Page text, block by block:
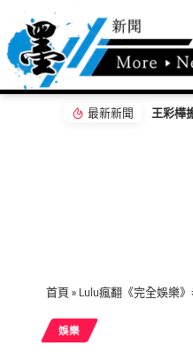
最新新聞 王彩樺
首頁 » Lulu瘋翻《完全娛樂
娛樂